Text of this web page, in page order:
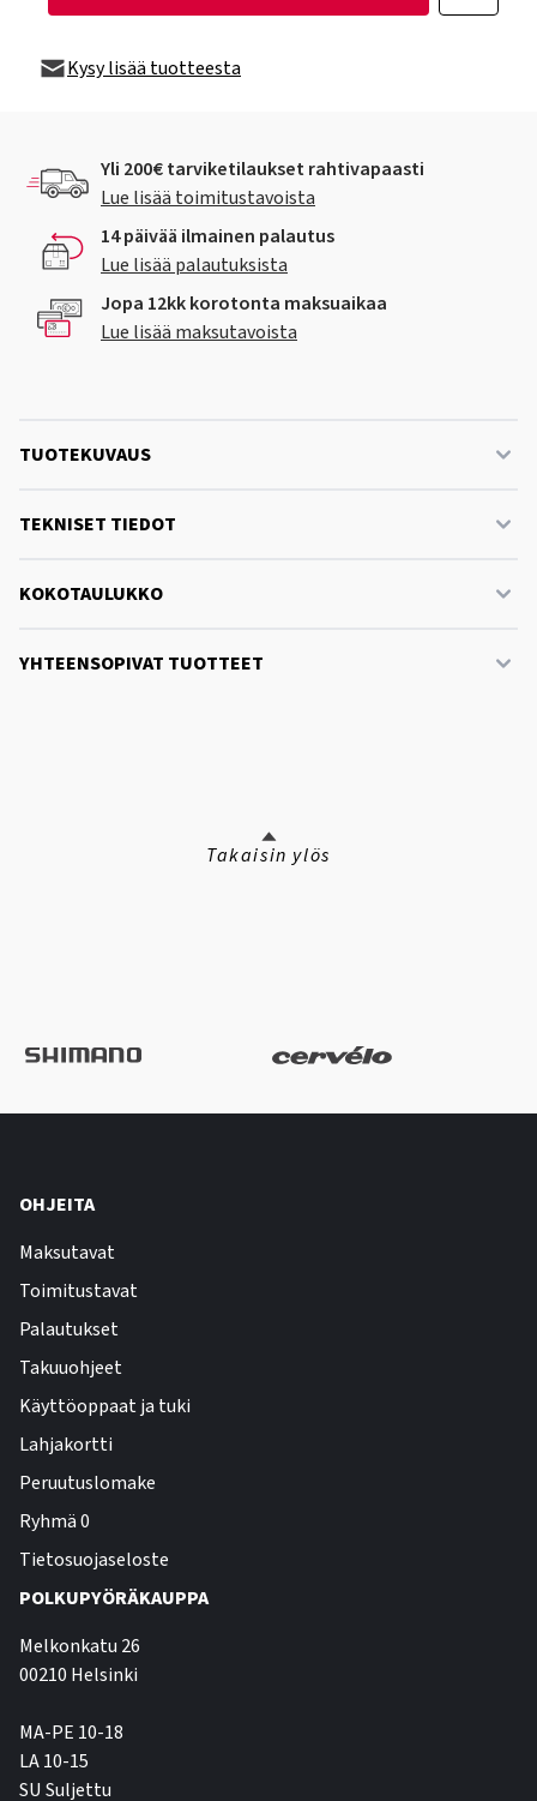
Kysy lisää tuotteesta
Yli 200€ tarviketilaukset rahtivapaasti
Lue lisää toimitustavoista
14 päivää ilmainen palautus
Lue lisää palautuksista
Jopa 12kk korotonta maksuaikaa
Lue lisää maksutavoista
TUOTEKUVAUS
TEKNISET TIEDOT
KOKOTAULUKKO
YHTEENSOPIVAT TUOTTEET
Takaisin ylös
OHJEITA
Maksutavat
Toimitustavat
Palautukset
Takuuohjeet
Käyttöoppaat ja tuki
Lahjakortti
Peruutuslomake
Ryhmä 0
Tietosuojaseloste
POLKUPYÖRÄKAUPPA
Melkonkatu 26
00210 Helsinki
MA-PE 10-18
LA 10-15
SU Suljettu